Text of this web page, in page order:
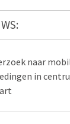
naar
in